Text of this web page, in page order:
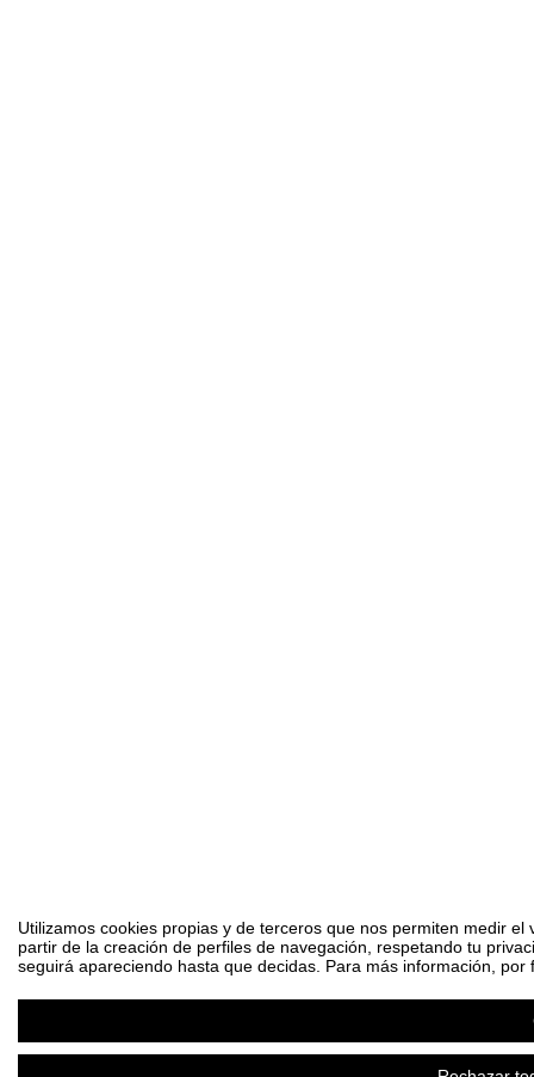
Utilizamos cookies propias y de terceros que nos permiten medir
partir de la creación de perfiles de navegación, respetando tu
seguirá apareciendo hasta que decidas. Para más información,